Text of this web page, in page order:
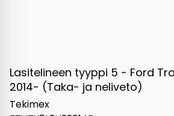
Lasitelineen tyyppi 5 - Ford
2014- (Taka- ja neliveto)
Tekimex